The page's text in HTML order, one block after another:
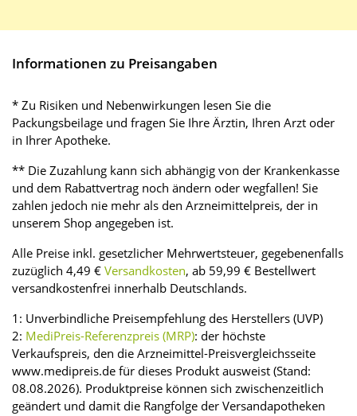
Informationen zu Preisangaben
* Zu Risiken und Nebenwirkungen lesen Sie die
Packungsbeilage und fragen Sie Ihre Ärztin, Ihren Arzt oder
in Ihrer Apotheke.
** Die Zuzahlung kann sich abhängig von der Krankenkasse
und dem Rabattvertrag noch ändern oder wegfallen! Sie
zahlen jedoch nie mehr als den Arzneimittelpreis, der in
unserem Shop angegeben ist.
Alle Preise inkl. gesetzlicher Mehrwertsteuer, gegebenenfalls
zuzüglich 4,49 € Versandkosten, ab 59,99 € Bestellwert
versandkostenfrei innerhalb Deutschlands.
1: Unverbindliche Preisempfehlung des Herstellers (UVP)
2: MediPreis-Referenzpreis (MRP): der höchste
Verkaufspreis, den die Arzneimittel-Preisvergleichsseite
www.medipreis.de für dieses Produkt ausweist (Stand:
08.08.2026). Produktpreise können sich zwischenzeitlich
geändert und damit die Rangfolge der Versandapotheken